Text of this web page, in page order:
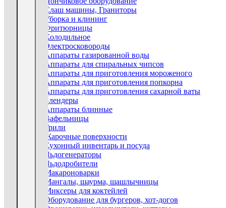
Слаш машины, Граниторы
Уборка и клининг
Фритюрницы
Холодильное
Электросковороды
Аппараты газированной воды
Аппараты для спиральных чипсов
Аппараты для приготовления мороженого
Аппараты для приготовления попкорна
Аппараты для приготовления сахарной ваты
Блендеры
Аппараты блинные
Вафельницы
Грили
Жарочные поверхности
Кухонный инвентарь и посуда
Льдогенераторы
Льдодробители
Макароноварки
Мангалы, шаурма, шашлычницы
Миксеры для коктейлей
Оборудование для бургеров, хот-догов